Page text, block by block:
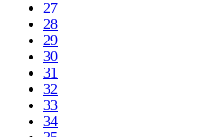
27
28
29
30
31
32
33
34